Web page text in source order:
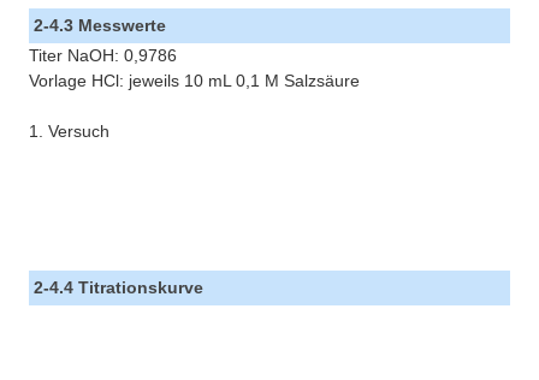
2-4.3 Messwerte
Titer NaOH: 0,9786
Vorlage HCl: jeweils 10 mL 0,1 M Salzsäure
1. Versuch
2-4.4 Titrationskurve